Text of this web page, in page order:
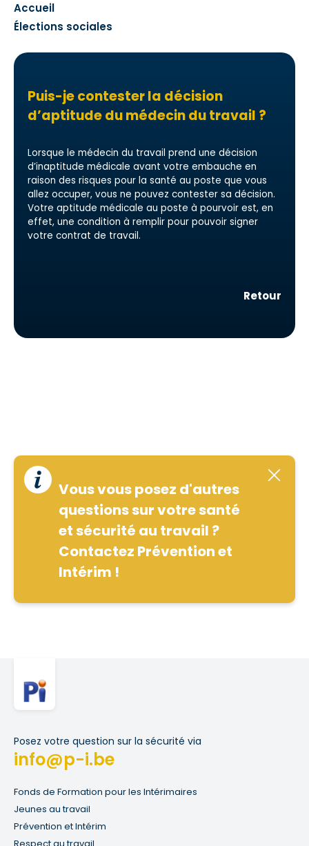
Accueil
Élections sociales
Puis-je contester la décision
d’aptitude du médecin du travail ?
Lorsque le médecin du travail prend une décision
d’inaptitude médicale avant votre embauche en
raison des risques pour la santé au poste que vous
allez occuper, vous ne pouvez contester sa décision.
Votre aptitude médicale au poste à pourvoir est, en
effet, une condition à remplir pour pouvoir signer
votre contrat de travail.
Retour
Vous vous posez d'autres
questions sur votre santé
et sécurité au travail ?
Contactez Prévention et
Intérim !
Posez votre question sur la sécurité via
info@p-i.be
Fonds de Formation pour les Intérimaires
Jeunes au travail
Prévention et Intérim